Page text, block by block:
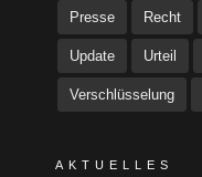
Presse Recht
Update Urteil
Verschlüsselung
AKTUELLES